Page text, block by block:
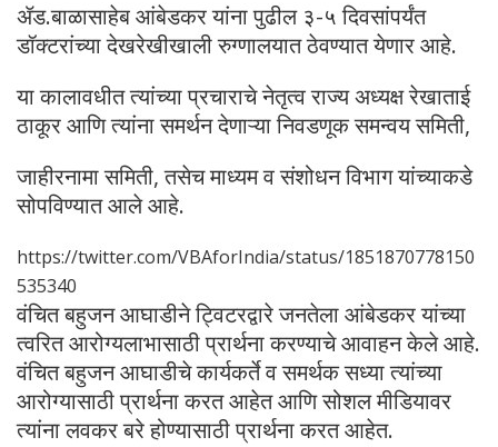
ॲड.बाळासाहेब आंबेडकर यांना पुढील ३-५ दिवसांपर्यंत
डॉक्टरांच्या देखरेखीखाली रुग्णालयात ठेवण्यात येणार आहे.
या कालावधीत त्यांच्या प्रचाराचे नेतृत्व राज्य अध्यक्ष रेखाताई
ठाकूर आणि त्यांना समर्थन देणाऱ्या निवडणूक समन्वय समिती,
जाहीरनामा समिती, तसेच माध्यम व संशोधन विभाग यांच्याकडे
सोपविण्यात आले आहे.
https://twitter.com/VBAforIndia/status/1851870778150
535340
वंचित बहुजन आघाडीने ट्विटरद्वारे जनतेला आंबेडकर यांच्या
त्वरित आरोग्यलाभासाठी प्रार्थना करण्याचे आवाहन केले आहे.
वंचित बहुजन आघाडीचे कार्यकर्ते व समर्थक सध्या त्यांच्या
आरोग्यासाठी प्रार्थना करत आहेत आणि सोशल मीडियावर
त्यांना लवकर बरे होण्यासाठी प्रार्थना करत आहेत.